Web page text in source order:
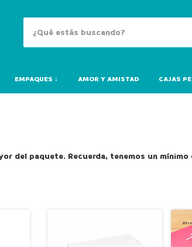
EMPAQUES ↓ AMOR Y AMISTAD CAJAS
del paquete. Recuerda, tenemos un